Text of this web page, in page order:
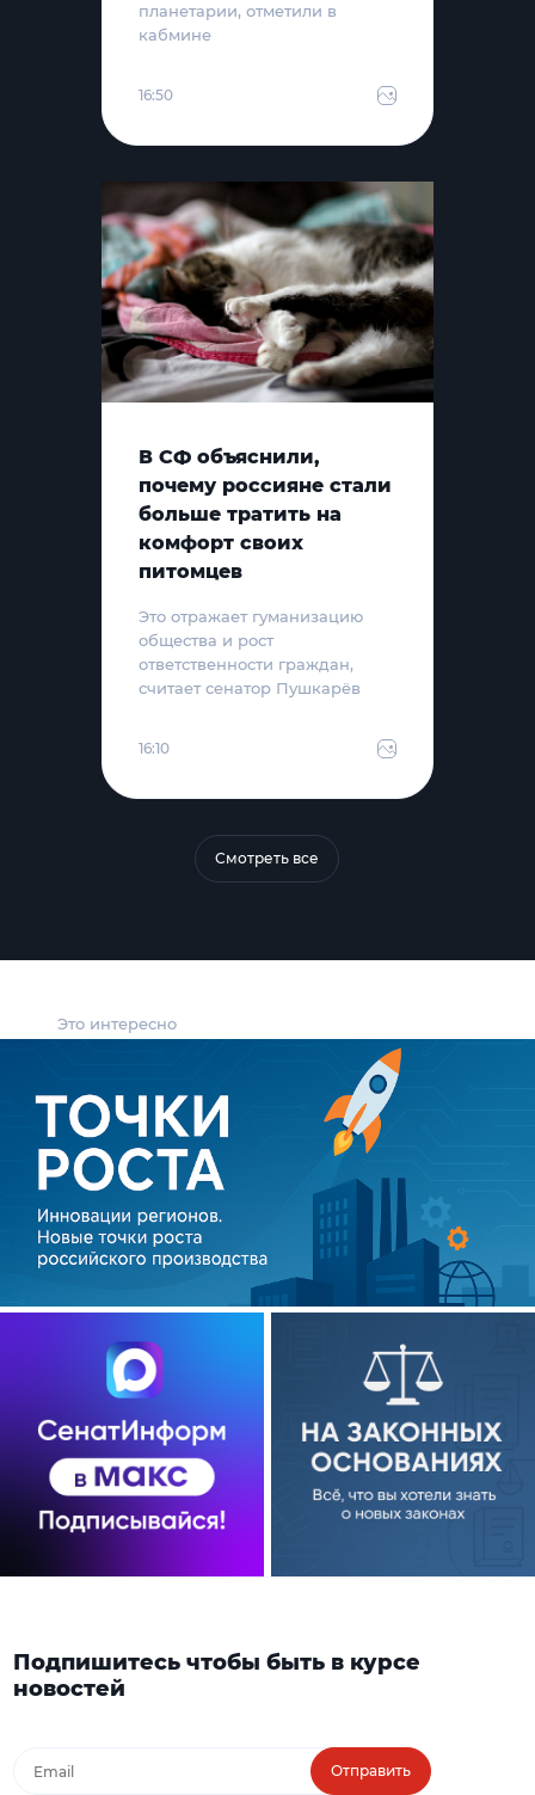
Это интересно
планетарии, отметили в
кабмине
16:50
В СФ объяснили,
почему россияне стали
больше тратить на
комфорт своих
питомцев
Это отражает гуманизацию
общества и рост
ответственности граждан,
считает сенатор Пушкарёв
16:10
Смотреть все
Подпишитесь чтобы быть в курсе
новостей
Отправить